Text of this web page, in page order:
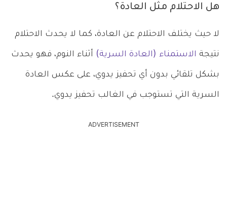
هل الاحتلام مثل العادة؟
لا حيث يختلف الاحتلام عن العادة، كما لا يحدث الاحتلام
نتيجة الاستمناء (العادة السرية) أثناء النوم، فهو يحدث
بشكل تلقائي بدون أي تحفيز يدوي، على عكس العادة
السرية التي تستوجب في الغالب تحفيز يدوي.
ADVERTISEMENT